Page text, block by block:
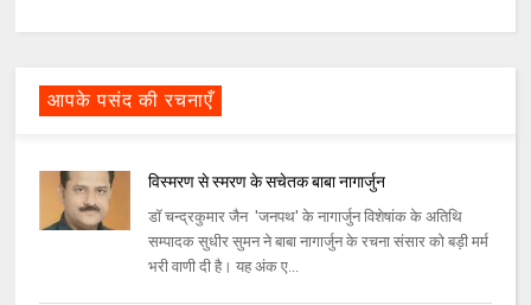
आपके पसंद की रचनाएँ
विस्मरण से स्मरण के सचेतक बाबा नागार्जुन
डॉ चन्द्रकुमार जैन 'जनपथ' के नागार्जुन विशेषांक के अतिथि
सम्पादक सुधीर सुमन ने बाबा नागार्जुन के रचना संसार को बड़ी मर्म
भरी वाणी दी है। यह अंक ए...